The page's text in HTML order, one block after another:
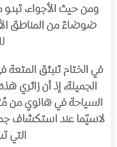
ومن حيث الأجواء،
ضوضاءً من المناطق
في الختام تنبثق
الجميلة، إذ أن زائري
السياحة في هانوي من
لاسيّما عند استكشاف
التي